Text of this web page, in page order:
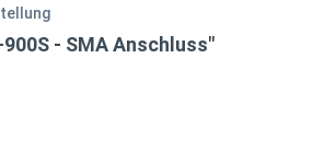
- SMA Anschluss"